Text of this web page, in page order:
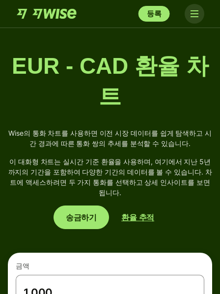
등록
EUR - CAD 환율 차
트
Wise의 통화 차트를 사용하면 이전 시장 데이터를 쉽게 탐색하고 시
간 경과에 따른 통화 쌍의 추세를 분석할 수 있습니다.
이 대화형 차트는 실시간 기준 환율을 사용하며, 여기에서 지난 5년
까지의 기간을 포함하여 다양한 기간의 데이터를 볼 수 있습니다. 차
트에 액세스하려면 두 가지 통화를 선택하고 상세 인사이트를 보면
됩니다.
송금하기 환율 추적
금액